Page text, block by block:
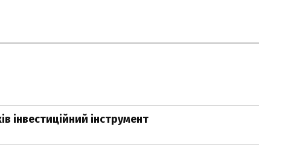
інвестиційний інструмент